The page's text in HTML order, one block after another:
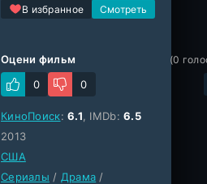
В избранное
Оцени фильм
0
0
(0
КиноПоиск:6.1, IMDb:6.5
2013
США
Сериалы / Драма /